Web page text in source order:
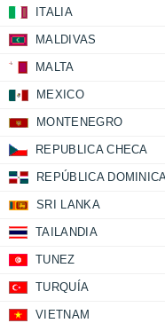
ITALIA
MALDIVAS
MALTA
MEXICO
MONTENEGRO
REPUBLICA CHECA
REPÚBLICA
SRI LANKA
TAILANDIA
TUNEZ
TURQUÍA
VIETNAM